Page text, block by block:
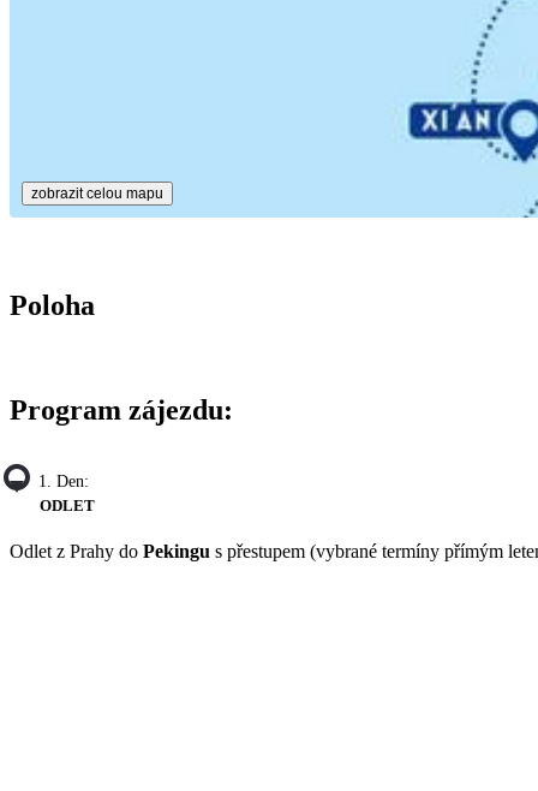
zobrazit celou mapu
Poloha
Program zájezdu:
1. Den:
ODLET
Odlet z Prahy do Pekingu s přestupem (vybrané termíny přímým